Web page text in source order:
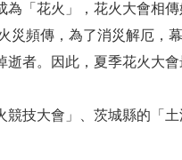
為「花火」，花火大會相傳
災頻傳，為了消災解厄，
逝者。因此，夏季花火大會
技大會」、茨城縣的「土